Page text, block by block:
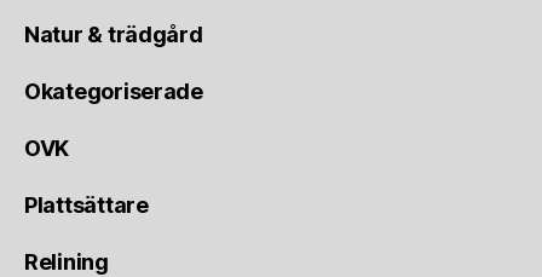
Natur & trädgård
Okategoriserade
OVK
Plattsättare
Relining